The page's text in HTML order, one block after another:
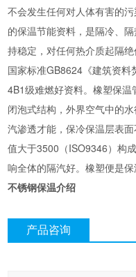
不会发生任何对人体有害的
的保温节能资料，是隔冷、
持稳定，对任何热介质起隔
国家标准GB8624《建筑资
4B1级难燃好资料。橡塑保
闭泡式结构，外界空气中的
汽渗透才能，保冷保温层表
值大于3500（ISO9346）构
响全体的隔汽好。橡塑便是
不锈钢保温介绍
产品咨询